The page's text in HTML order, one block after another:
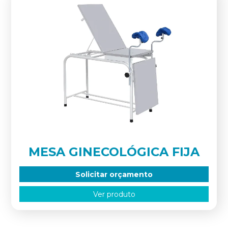
MESA GINECOLÓGICA FIJA
Solicitar orçamento
Ver produto